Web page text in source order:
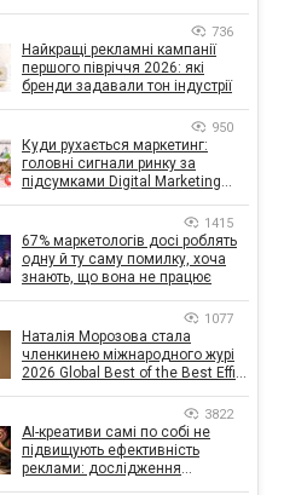
736
Найкращі рекламні кампанії
першого півріччя 2026: які
бренди задавали тон індустрії
950
Куди рухається маркетинг:
головні сигнали ринку за
підсумками Digital Marketing
1415
67% маркетологів досі роблять
одну й ту саму помилку, хоча
знають, що вона не працює
1077
Наталія Морозова стала
членкинею міжнародного журі
2026 Global Best of the Best Effie
3822
AI-креативи самі по собі не
підвищують ефективність
реклами: дослідження